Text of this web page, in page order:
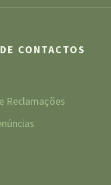
CONTACTOS
Reclamações